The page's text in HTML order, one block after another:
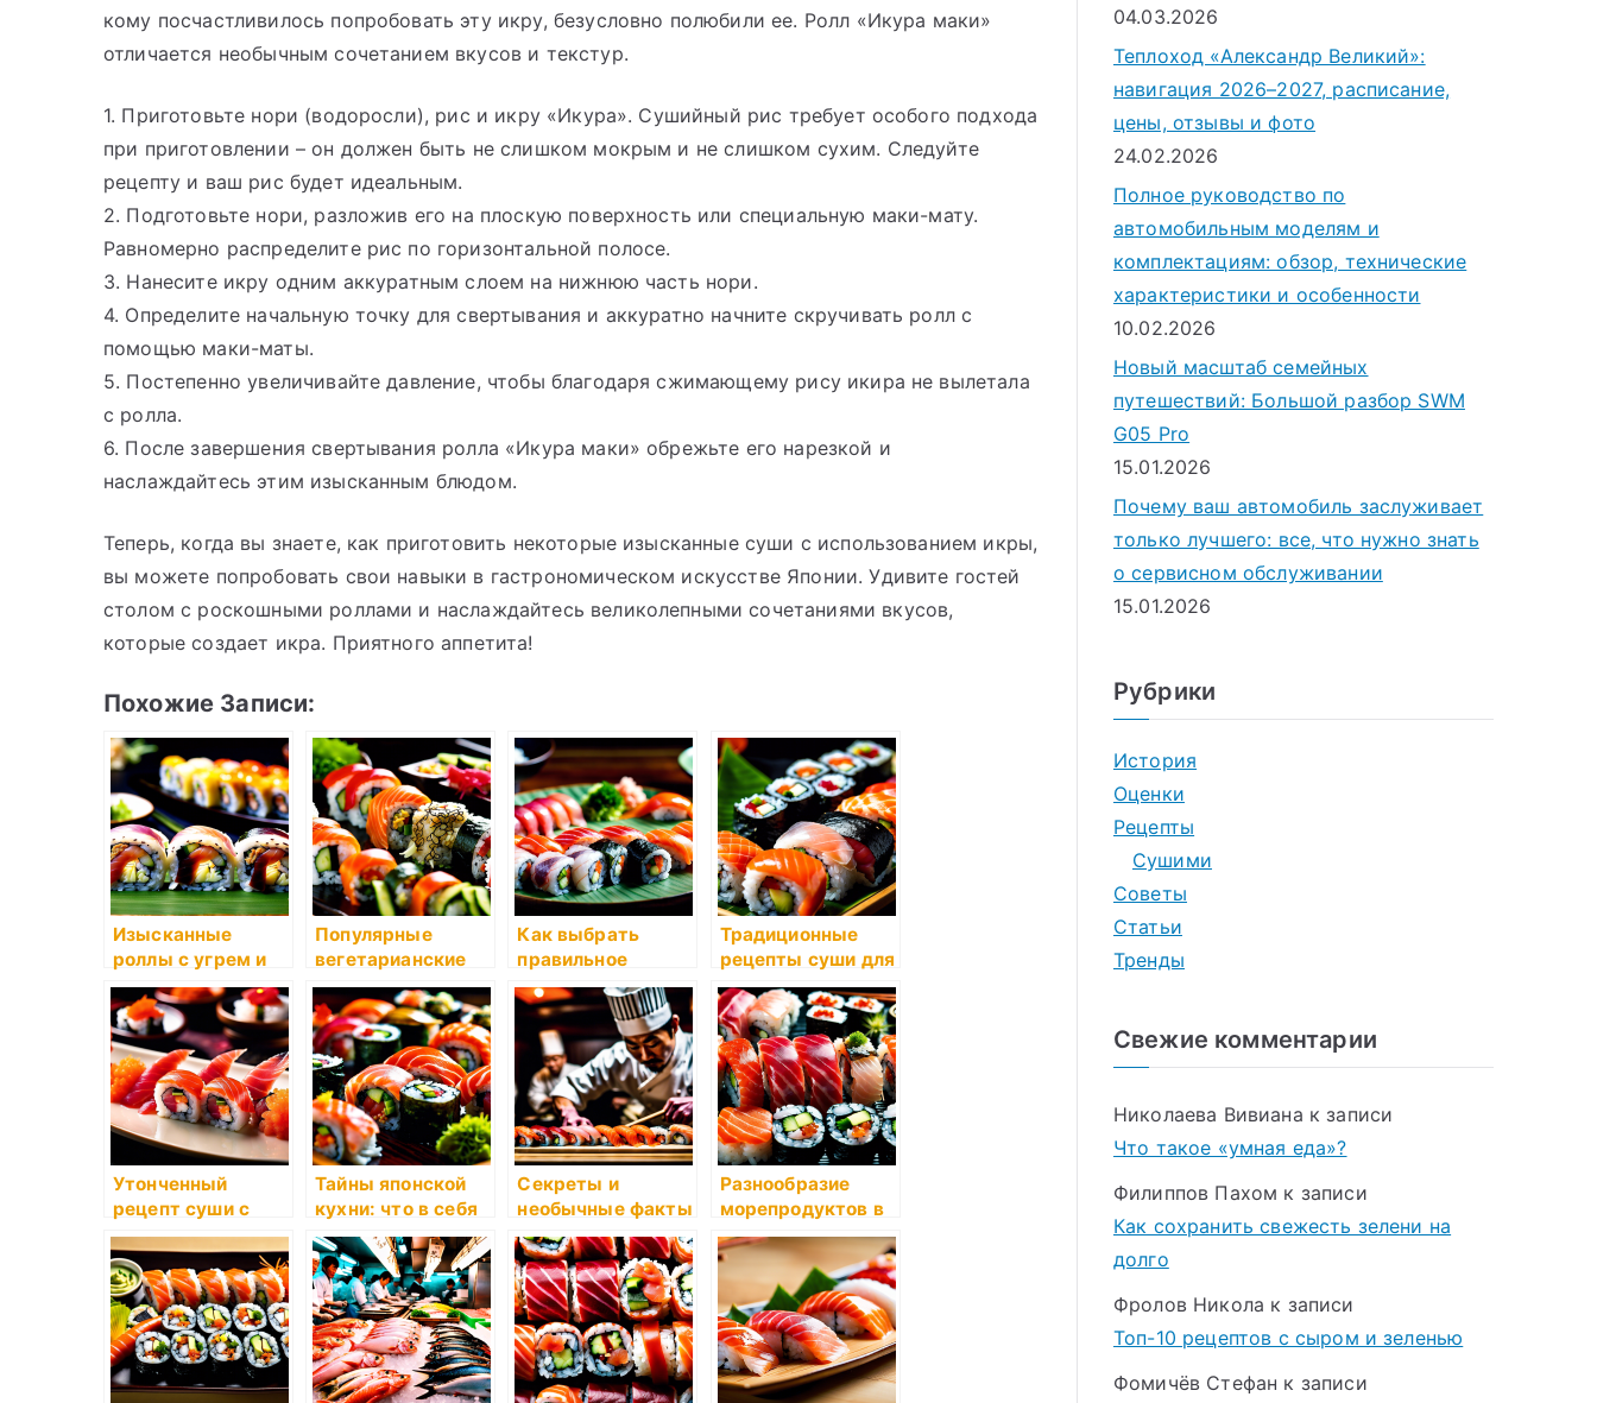
кому посчастливилось попробовать эту икру, безусловно полюбили ее. Ролл «Икура маки»
отличается необычным сочетанием вкусов и текстур.
1. Приготовьте нори (водоросли), рис и икру «Икура». Сушийный рис требует особого подхода
при приготовлении – он должен быть не слишком мокрым и не слишком сухим. Следуйте
рецепту и ваш рис будет идеальным.
2. Подготовьте нори, разложив его на плоскую поверхность или специальную маки-мату.
Равномерно распределите рис по горизонтальной полосе.
3. Нанесите икру одним аккуратным слоем на нижнюю часть нори.
4. Определите начальную точку для свертывания и аккуратно начните скручивать ролл с
помощью маки-маты.
5. Постепенно увеличивайте давление, чтобы благодаря сжимающему рису икира не вылетала
с ролла.
6. После завершения свертывания ролла «Икура маки» обрежьте его нарезкой и
наслаждайтесь этим изысканным блюдом.
Теперь, когда вы знаете, как приготовить некоторые изысканные суши с использованием икры,
вы можете попробовать свои навыки в гастрономическом искусстве Японии. Удивите гостей
столом с роскошными роллами и наслаждайтесь великолепными сочетаниями вкусов,
которые создает икра. Приятного аппетита!
Похожие Записи:
Изысканные
роллы с угрем и
омлетом
Популярные
вегетарианские
варианты суши
Как выбрать
правильное
сочетание
ингредиентов для
суши?
Традиционные
рецепты суши для
начинающих
Утонченный
рецепт суши с
тунцом и икрой
Тайны японской
кухни: что в себя
заключают суши?
Секреты и
необычные факты
о суши
Разнообразие
морепродуктов в
суши
04.03.2026
Теплоход «Александр Великий»:
навигация 2026–2027, расписание,
цены, отзывы и фото
24.02.2026
Полное руководство по
автомобильным моделям и
комплектациям: обзор, технические
характеристики и особенности
10.02.2026
Новый масштаб семейных
путешествий: Большой разбор SWM
G05 Pro
15.01.2026
Почему ваш автомобиль заслуживает
только лучшего: все, что нужно знать
о сервисном обслуживании
15.01.2026
Рубрики
История
Оценки
Рецепты
Сушими
Советы
Статьи
Тренды
Свежие комментарии
Николаева Вивиана к записи
Что такое «умная еда»?
Филиппов Пахом к записи
Как сохранить свежесть зелени на
долго
Фролов Никола к записи
Топ-10 рецептов с сыром и зеленью
Фомичёв Стефан к записи